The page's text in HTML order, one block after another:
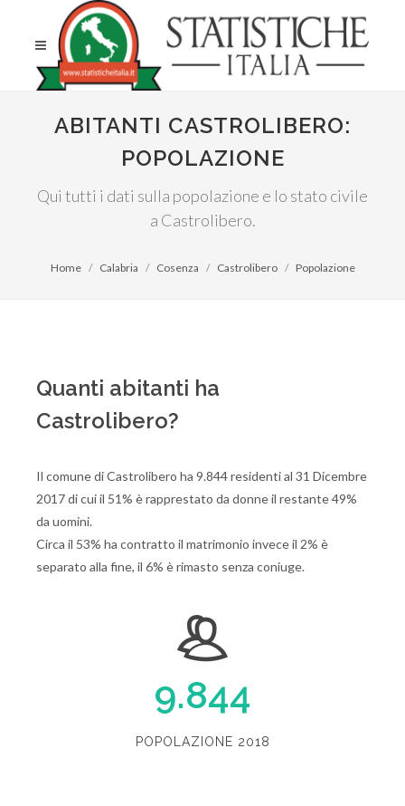
ABITANTI CASTROLIBERO:
POPOLAZIONE
Qui tutti i dati sulla popolazione e lo stato civile
a Castrolibero.
Home Calabria Cosenza Castrolibero Popolazione
Quanti abitanti ha
Castrolibero?
Il comune di Castrolibero ha 9.844 residenti al 31 Dicembre
2017 di cui il 51% è rapprestato da donne il restante 49%
da uomini.
Circa il 53% ha contratto il matrimonio invece il 2% è
separato alla fine, il 6% è rimasto senza coniuge.
9.844
POPOLAZIONE 2018